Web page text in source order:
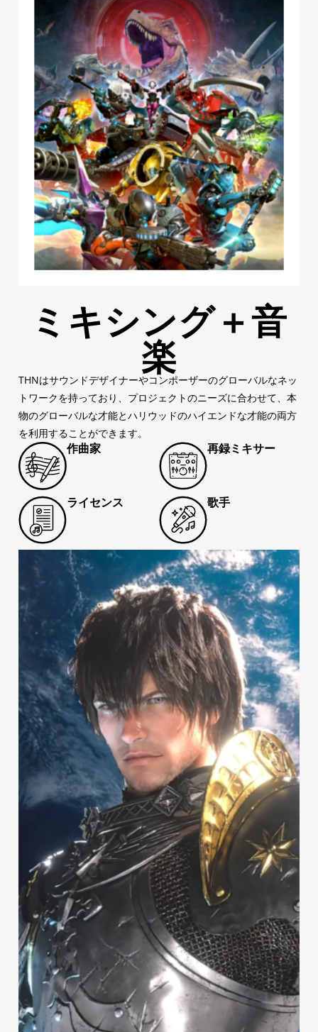
ミキシング＋音
楽
THNはサウンドデザイナーやコンポーザーのグローバルなネッ
トワークを持っており、プロジェクトのニーズに合わせて、本
物のグローバルな才能とハリウッドのハイエンドな才能の両方
を利用することができます。
作曲家 再録ミキサー
ライセンス 歌手